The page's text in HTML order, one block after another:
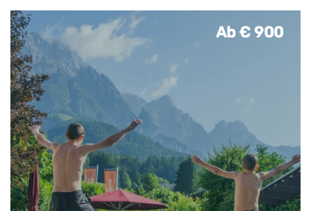
Ab € 900